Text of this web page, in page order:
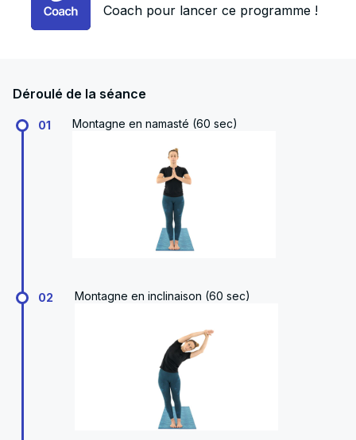
Coach pour lancer ce programme !
Déroulé de la séance
01 Montagne en namasté (60 sec)
02 Montagne en inclinaison (60 sec)